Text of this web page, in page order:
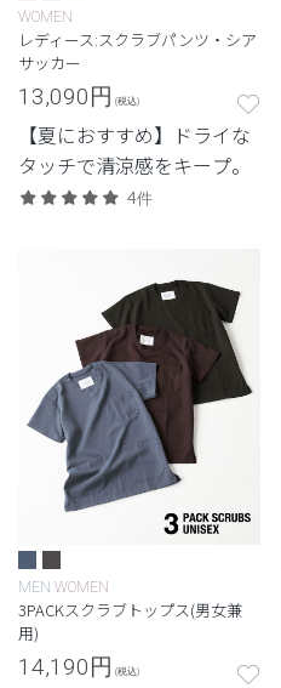
WOMEN
レディース:スクラブパンツ・シア
サッカー
13,090円 (税込)
【夏におすすめ】ドライな
タッチで清涼感をキープ。
4件
MEN WOMEN
3PACKスクラブトップス(男女兼
用)
14,190円 (税込)